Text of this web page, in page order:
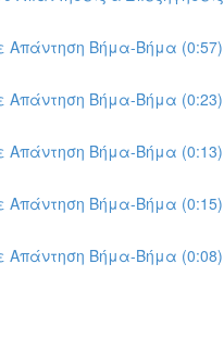
Απάντηση Βήμα-Βήμα (0:57)
Απάντηση Βήμα-Βήμα (0:23)
Απάντηση Βήμα-Βήμα (0:13)
Απάντηση Βήμα-Βήμα (0:15)
Απάντηση Βήμα-Βήμα (0:08)